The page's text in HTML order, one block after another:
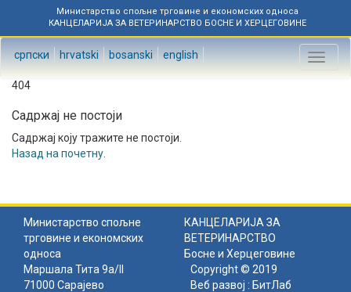
Министарство спољне трговине и економских односа
КАНЦЕЛАРИЈА ЗА ВЕТЕРИНАРСТВО БОСНЕ И ХЕРЦЕГОВИНЕ
српски hrvatski bosanski english
Toggle
404
Садржај не постоји
Садржај коју тражите не постоји.
Назад на почетну
Министарство спољне
трговине и економских
односа
КАНЦЕЛАРИЈА ЗА
ВЕТЕРИНАРСТВО
Босне и Херцеговине
Маршала Тита 9а/II
71000 Сарајево
Copyright © 2019
Веб развој : БитЛаб